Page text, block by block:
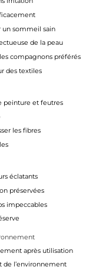
sommeil sain
de la peau
compagnons préférés
des textiles
peinture et feutres
les fibres
éclatants
préservées
impeccables
après utilisation
de l’environnement